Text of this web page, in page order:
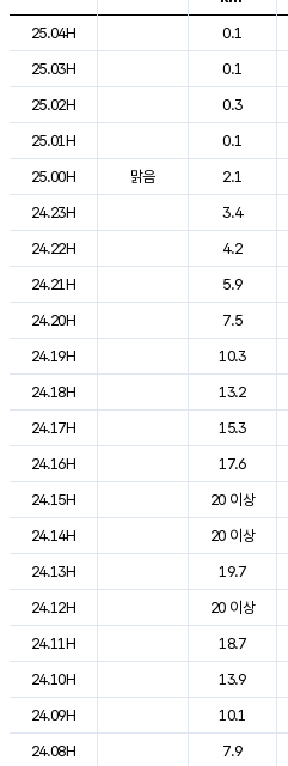
도시별 기상실황표로 지점, 날씨, 기
25.04H
0.1
25.03H
0.1
25.02H
0.3
25.01H
0.1
25.00H
맑음 2.1
24.23H
3.4
24.22H
4.2
24.21H
5.9
24.20H
7.5
24.19H
10.3
24.18H
13.2
24.17H
15.3
24.16H
17.6
24.15H
20 이상
24.14H
20 이상
24.13H
19.7
24.12H
20 이상
24.11H
18.7
24.10H
13.9
24.09H
10.1
24.08H
7.9